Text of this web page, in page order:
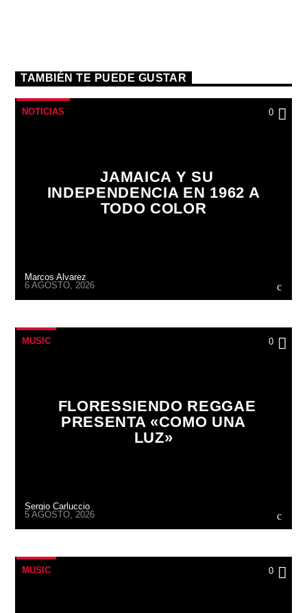
TAMBIÉN TE PUEDE GUSTAR
NOTICIAS 0
JAMAICA Y SU
INDEPENDENCIA EN 1962 A
TODO COLOR
Marcos Alvarez
6 AGOSTO, 2026
MUSIC 0
FLORESSIENDO REGGAE
PRESENTA «COMO UNA
LUZ»
Sergio Carluccio
5 AGOSTO, 2026
MUSIC 0